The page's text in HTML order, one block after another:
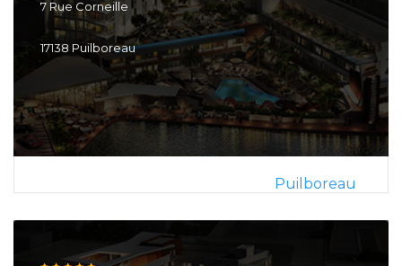
7 Rue Corneille
17138 Puilboreau
Puilboreau